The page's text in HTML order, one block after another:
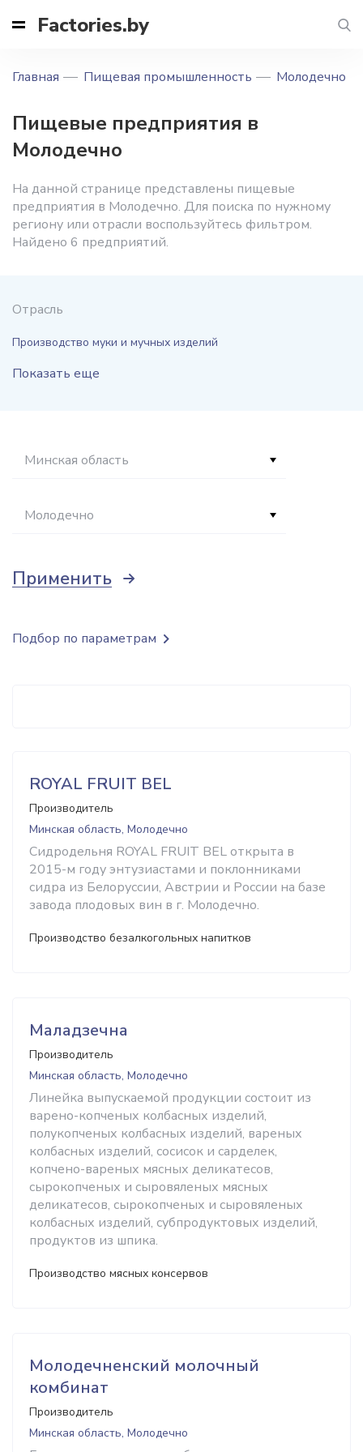
Factories.by
Главная Пищевая промышленность Молодечно
Пищевые предприятия в
Молодечно
На данной странице представлены пищевые
предприятия в Молодечно. Для поиска по нужному
региону или отрасли воспользуйтесь фильтром.
Найдено 6 предприятий.
Отрасль
Производство муки и мучных изделий
Показать еще
Минская область
Молодечно
Применить
ROYAL FRUIT BEL
Производитель
Минская область, Молодечно
Сидродельня ROYAL FRUIT BEL открыта в
2015-м году энтузиастами и поклонниками
сидра из Белоруссии, Австрии и России на базе
завода плодовых вин в г. Молодечно.
Производство безалкогольных напитков
Маладзечна
Производитель
Минская область, Молодечно
Линейка выпускаемой продукции состоит из
варено-копченых колбасных изделий,
полукопченых колбасных изделий, вареных
колбасных изделий, сосисок и сарделек,
копчено-вареных мясных деликатесов,
сырокопченых и сыровяленых мясных
деликатесов, сырокопченых и сыровяленых
колбасных изделий, субпродуктовых изделий,
продуктов из шпика.
Производство мясных консервов
Молодечненский молочный
комбинат
Производитель
Минская область, Молодечно
Подбор по параметрам